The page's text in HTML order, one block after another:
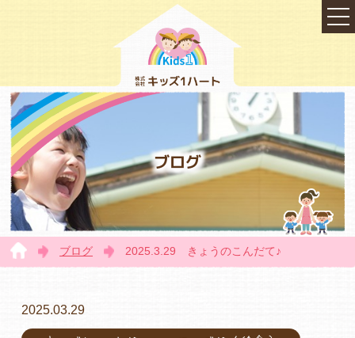
ブログ
ブログ 2025.3.29 きょうのこんだて♪
2025.03.29